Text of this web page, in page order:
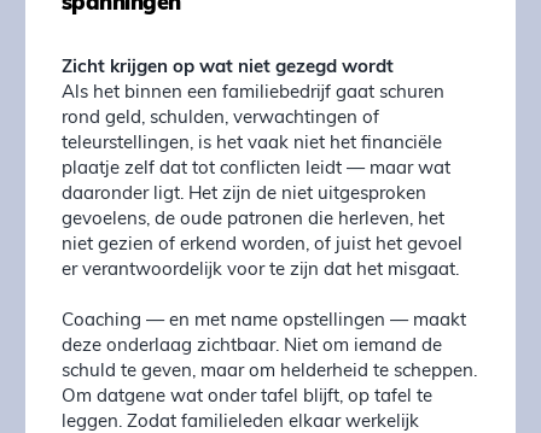
Zicht krijgen op wat niet gezegd wordt
Als het binnen een familiebedrijf gaat schuren
rond geld, schulden, verwachtingen of
teleurstellingen, is het vaak niet het financiële
plaatje zelf dat tot conflicten leidt — maar wat
daaronder ligt. Het zijn de niet uitgesproken
gevoelens, de oude patronen die herleven, het
niet gezien of erkend worden, of juist het gevoel
er verantwoordelijk voor te zijn dat het misgaat.
Coaching — en met name opstellingen — maakt
deze onderlaag zichtbaar. Niet om iemand de
schuld te geven, maar om helderheid te scheppen.
Om datgene wat onder tafel blijft, op tafel te
leggen. Zodat familieleden elkaar werkelijk